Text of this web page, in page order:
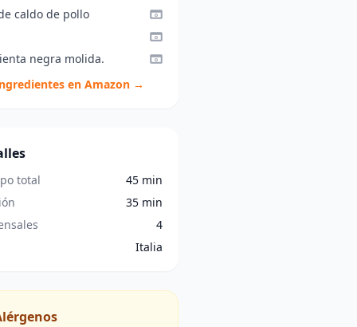
caldo de pollo
negra molida.
en Amazon →
total
45 min
35 min
4
Italia